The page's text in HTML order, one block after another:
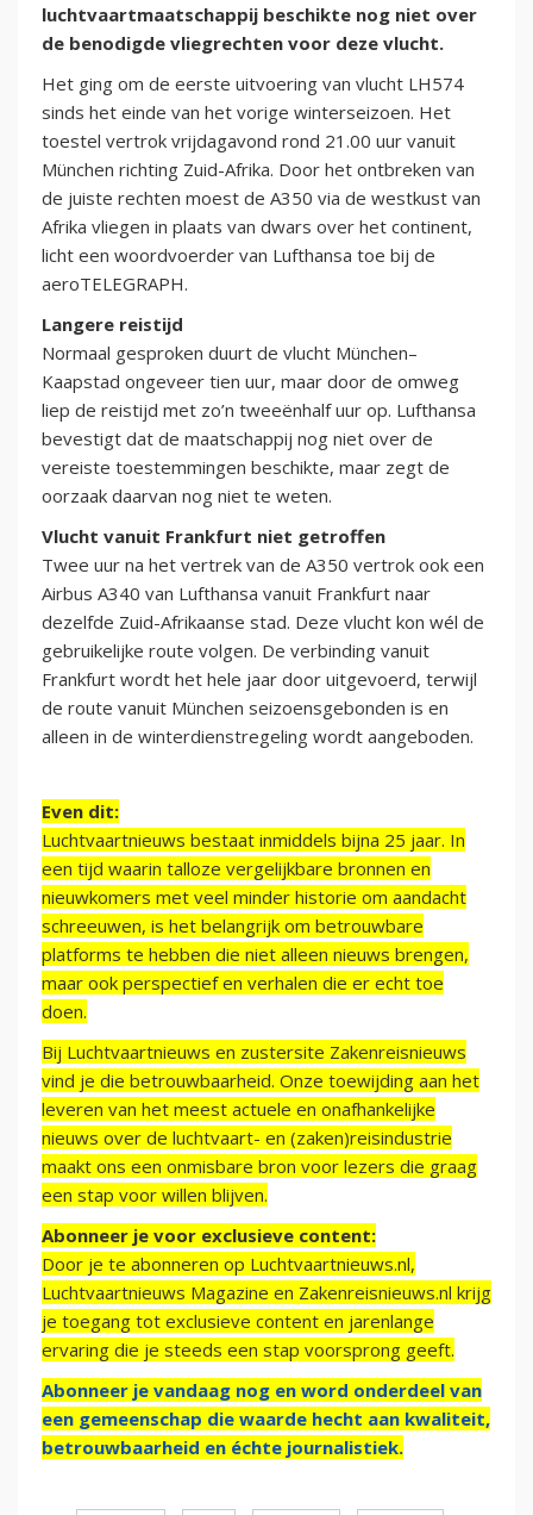
luchtvaartmaatschappij beschikte nog niet over
de benodigde vliegrechten voor deze vlucht.
Het ging om de eerste uitvoering van vlucht LH574
sinds het einde van het vorige winterseizoen. Het
toestel vertrok vrijdagavond rond 21.00 uur vanuit
München richting Zuid-Afrika. Door het ontbreken van
de juiste rechten moest de A350 via de westkust van
Afrika vliegen in plaats van dwars over het continent,
licht een woordvoerder van Lufthansa toe bij de
aeroTELEGRAPH.
Langere reistijd
Normaal gesproken duurt de vlucht München–
Kaapstad ongeveer tien uur, maar door de omweg
liep de reistijd met zo’n tweeënhalf uur op. Lufthansa
bevestigt dat de maatschappij nog niet over de
vereiste toestemmingen beschikte, maar zegt de
oorzaak daarvan nog niet te weten.
Vlucht vanuit Frankfurt niet getroffen
Twee uur na het vertrek van de A350 vertrok ook een
Airbus A340 van Lufthansa vanuit Frankfurt naar
dezelfde Zuid-Afrikaanse stad. Deze vlucht kon wél de
gebruikelijke route volgen. De verbinding vanuit
Frankfurt wordt het hele jaar door uitgevoerd, terwijl
de route vanuit München seizoensgebonden is en
alleen in de winterdienstregeling wordt aangeboden.
Even dit:
Luchtvaartnieuws bestaat inmiddels bijna 25 jaar. In
een tijd waarin talloze vergelijkbare bronnen en
nieuwkomers met veel minder historie om aandacht
schreeuwen, is het belangrijk om betrouwbare
platforms te hebben die niet alleen nieuws brengen,
maar ook perspectief en verhalen die er echt toe
doen.
Bij Luchtvaartnieuws en zustersite Zakenreisnieuws
vind je die betrouwbaarheid. Onze toewijding aan het
leveren van het meest actuele en onafhankelijke
nieuws over de luchtvaart- en (zaken)reisindustrie
maakt ons een onmisbare bron voor lezers die graag
een stap voor willen blijven.
Abonneer je voor exclusieve content:
Door je te abonneren op Luchtvaartnieuws.nl,
Luchtvaartnieuws Magazine en Zakenreisnieuws.nl krijg
je toegang tot exclusieve content en jarenlange
ervaring die je steeds een stap voorsprong geeft.
Abonneer je vandaag nog en word onderdeel van
een gemeenschap die waarde hecht aan kwaliteit,
betrouwbaarheid en échte journalistiek.